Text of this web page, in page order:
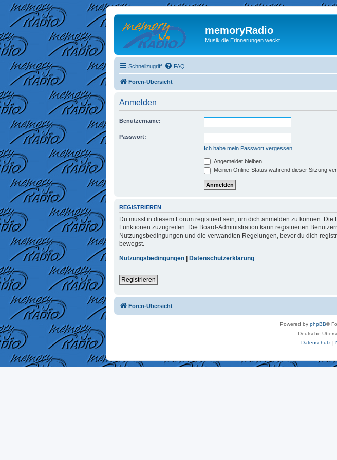
memoryRadio
Musik die Erinnerungen weckt
Schnellzugriff FAQ
Foren-Übersicht
Anmelden
Benutzername:
Passwort:
Ich habe mein Passwort vergessen
Angemeldet bleiben
Meinen Online-Status während dieser Sitzung
REGISTRIEREN
Du musst in diesem Forum registriert sein, um dich anmelden zu können.
Funktionen zuzugreifen. Die Board-Administration kann registrierten
Nutzungsbedingungen und die verwandten Regelungen, bevor du dich
bewegst.
Nutzungsbedingungen
Datenschutzerklärung
Registrieren
Foren-Übersicht
Powered by phpBB®
Deutsche
Datenschutz|